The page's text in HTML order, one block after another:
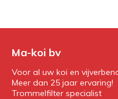
Ma-koi bv
Voor al uw koi en
Meer dan 25 jaar ervaring!
Trommelfilter specialist